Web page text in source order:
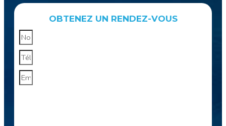
OBTENEZ UN RENDEZ-VOUS